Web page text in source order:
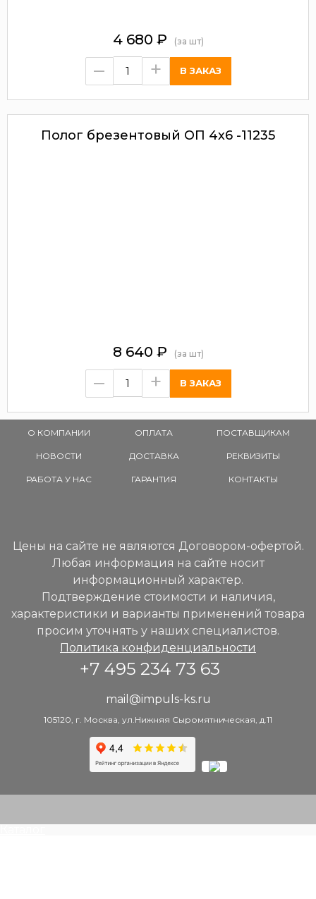
4 680 ₽ (за шт)
– +
Полог брезентовый ОП 4х6 -11235
8 640 ₽ (за шт)
– +
О КОМПАНИИ
НОВОСТИ
РАБОТА У НАС
ОПЛАТА
ДОСТАВКА
ГАРАНТИЯ
ПОСТАВЩИКАМ
РЕКВИЗИТЫ
КОНТАКТЫ
Цены на сайте не являются Договором-офертой.
Любая информация на сайте носит
информационный характер.
Подтверждение стоимости и наличия,
характеристики и варианты применений товара
просим уточнять у наших специалистов.
Политика конфиденциальности
+7 495 234 73 63
mail@impuls-ks.ru
105120, г. Москва, ул.Нижняя Сыромятническая, д.11